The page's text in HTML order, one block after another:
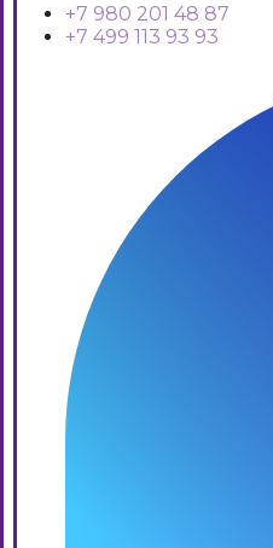
+7 980 201 48 87
+7 499 113 93 93